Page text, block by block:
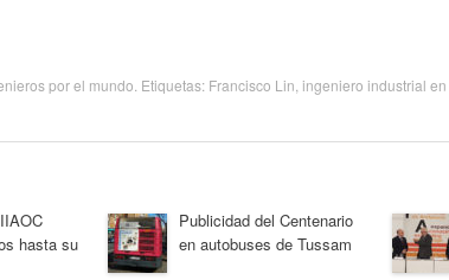
por el mundo . Etiquetas: Francisco Lin ingeniero industrial
hasta su
Publicidad del Centenario
en autobuses de Tussam